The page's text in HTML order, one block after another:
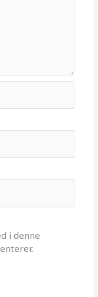
i denne